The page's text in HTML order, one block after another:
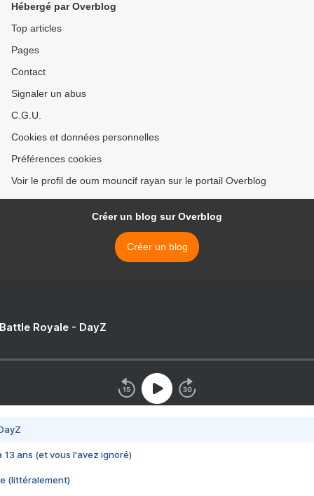
Hébergé par Overblog
Top articles
Pages
Contact
Signaler un abus
C.G.U.
Cookies et données personnelles
Préférences cookies
Voir le profil de oum mouncif rayan sur le portail Overblog
Créer un blog sur Overblog
Créer un blog
Royale - DayZ
13 ans (et vous l'avez ignoré)
(littéralement)